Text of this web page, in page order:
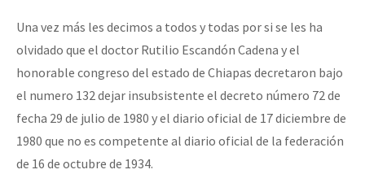
Una vez más les decimos a todos y todas por si se les ha
olvidado que el doctor Rutilio Escandón Cadena y el
honorable congreso del estado de Chiapas decretaron bajo
el numero 132 dejar insubsistente el decreto número 72 de
fecha 29 de julio de 1980 y el diario oficial de 17 diciembre de
1980 que no es competente al diario oficial de la federación
de 16 de octubre de 1934.